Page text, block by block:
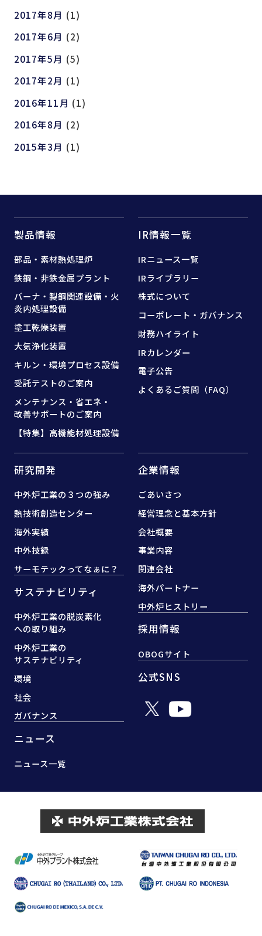
2017年8月 (1)
2017年6月 (2)
2017年5月 (5)
2017年2月 (1)
2016年11月 (1)
2016年8月 (2)
2015年3月 (1)
製品情報
部品・素材熱処理炉
鉄鋼・非鉄金属プラント
バーナ・製鋼関連設備・ 火
炎内処理設備
塗工乾燥装置
大気浄化装置
キルン・環境プロセス設備
受託テストのご案内
メンテナンス・省エネ・
改善サポートのご案内
【特集】高機能材処理設備
IR情報一覧
IRニュース一覧
IRライブラリー
株式について
コーポレート・ガバナンス
財務ハイライト
IRカレンダー
電子公告
よくあるご質問（FAQ）
研究開発
中外炉工業の３つの強み
熱技術創造センター
海外実績
中外技録
サーモテックってなぁに？
サステナビリティ
中外炉工業の脱炭素化
への取り組み
中外炉工業の
サステナビリティ
環境
社会
ガバナンス
ニュース
ニュース一覧
企業情報
ごあいさつ
経営理念と基本方針
会社概要
事業内容
関連会社
海外パートナー
中外炉ヒストリー
採用情報
OBOGサイト
公式SNS